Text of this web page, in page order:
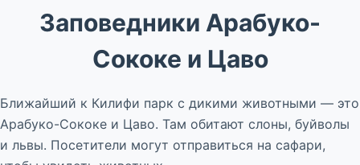
Заповедники Арабуко-
Сококе и Цаво
Ближайший к Килифи парк с дикими животными — это
Арабуко-Сококе и Цаво. Там обитают слоны, буйволы
и львы. Посетители могут отправиться на сафари,